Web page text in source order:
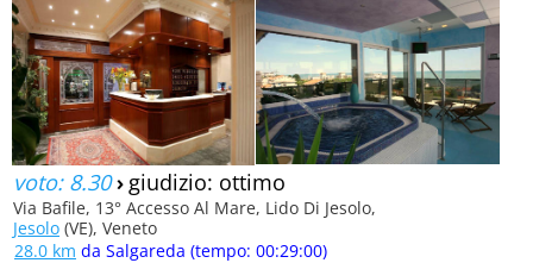
voto: 8.30› giudizio: ottimo
Via Bafile, 13° Accesso Al Mare, Lido Di Jesolo,
Jesolo (VE), Veneto
28.0 km da Salgareda (tempo: 00:29:00)